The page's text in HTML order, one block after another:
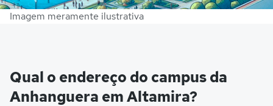
Imagem meramente ilustrativa
Qual o endereço do campus da
Anhanguera em Altamira?